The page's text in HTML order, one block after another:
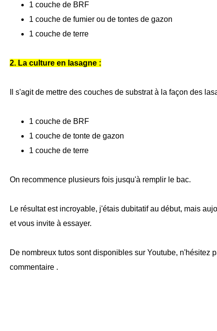
1 couche de BRF
1 couche de fumier ou de tontes de gazon
1 couche de terre
2. La culture en lasagne :
Il s'agit de mettre des couches de substrat à la façon des
1 couche de BRF
1 couche de tonte de gazon
1 couche de terre
On recommence plusieurs fois jusqu'à remplir le bac.
Le résultat est incroyable, j'étais dubitatif au début, mais
et vous invite à essayer.
De nombreux tutos sont disponibles sur Youtube, n'hésitez
commentaire .